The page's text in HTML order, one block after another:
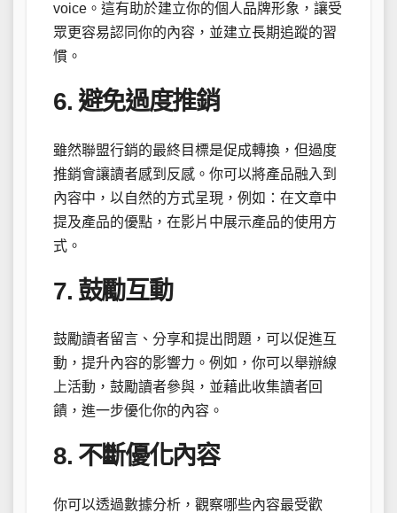
voice。這有助於建立你的個人品牌形象，讓受
眾更容易認同你的內容，並建立長期追蹤的習
慣。
6. 避免過度推銷
雖然聯盟行銷的最終目標是促成轉換，但過度
推銷會讓讀者感到反感。你可以將產品融入到
內容中，以自然的方式呈現，例如：在文章中
提及產品的優點，在影片中展示產品的使用方
式。
7. 鼓勵互動
鼓勵讀者留言、分享和提出問題，可以促進互
動，提升內容的影響力。例如，你可以舉辦線
上活動，鼓勵讀者參與，並藉此收集讀者回
饋，進一步優化你的內容。
8. 不斷優化內容
你可以透過數據分析，觀察哪些內容最受歡